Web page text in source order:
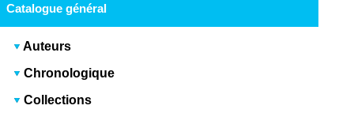
Catalogue général
Auteurs
Chronologique
Collections